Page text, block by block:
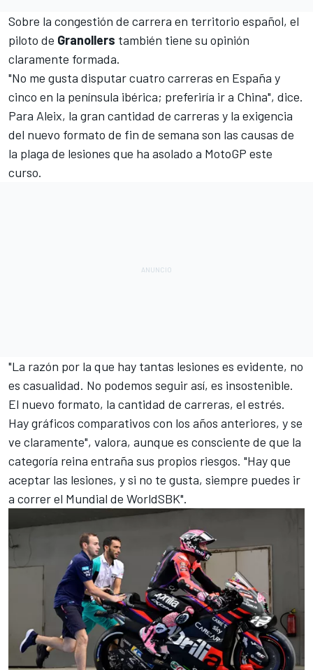
Sobre la congestión de carrera en territorio español, el
piloto de Granollers también tiene su opinión
claramente formada.
"No me gusta disputar cuatro carreras en España y
cinco en la península ibérica; preferiría ir a China", dice.
Para Aleix, la gran cantidad de carreras y la exigencia
del nuevo formato de fin de semana son las causas de
la plaga de lesiones que ha asolado a MotoGP este
curso.
"La razón por la que hay tantas lesiones es evidente, no
es casualidad. No podemos seguir así, es insostenible.
El nuevo formato, la cantidad de carreras, el estrés.
Hay gráficos comparativos con los años anteriores, y se
ve claramente", valora, aunque es consciente de que la
categoría reina entraña sus propios riesgos. "Hay que
aceptar las lesiones, y si no te gusta, siempre puedes ir
a correr el Mundial de WorldSBK".